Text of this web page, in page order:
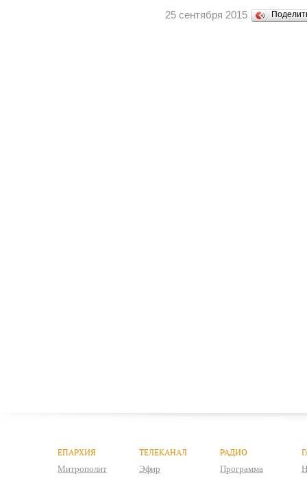
25 сентября 2015
ЕПАРХИЯ
Митрополит
ТЕЛЕКАНАЛ
Эфир
РАДИО
Программа